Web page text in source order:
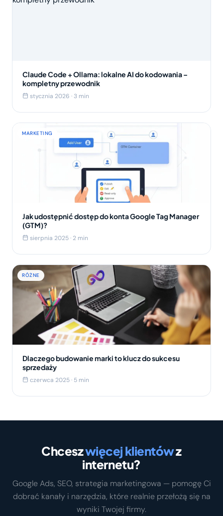
Claude Code + Ollama: lokalne AI do kodowania –
kompletny przewodnik
stycznia 2026 · 3 min
MARKETING
Jak udostępnić dostęp do konta Google Tag Manager
(GTM)?
sierpnia 2025 · 2 min
RÓŻNE
Dlaczego budowanie marki to klucz do sukcesu
sprzedaży
czerwca 2025 · 5 min
Chceszwięcej klientówz
internetu?
Google Ads, SEO, strategia marketingowa — pomogę Ci
dobrać kanały i narzędzia, które realnie przełożą się na
wyniki Twojej firmy.